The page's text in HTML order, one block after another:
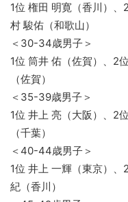
1位 権田 明寛（香川）
村 駿佑（和歌山）
＜30-34歳男子＞
1位 筒井 佑（佐賀）、2
（佐賀）
＜35-39歳男子＞
1位 井上 亮（大阪）、2
（千葉）
＜40-44歳男子＞
1位 井上 一輝（東京）
紀（香川）